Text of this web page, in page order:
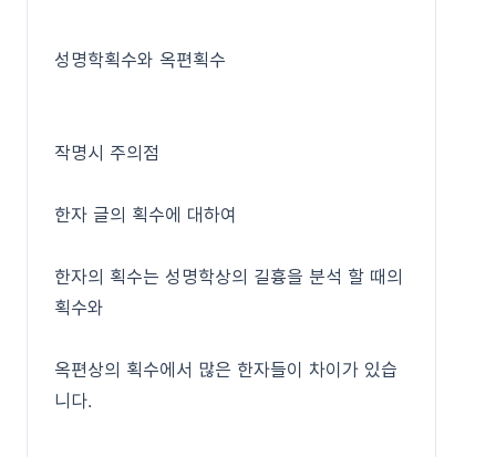
성명학획수와 옥편획수
작명시 주의점
한자 글의 획수에 대하여
한자의 획수는 성명학상의 길흉을 분석 할 때의
획수와
옥편상의 획수에서 많은 한자들이 차이가 있습
니다.